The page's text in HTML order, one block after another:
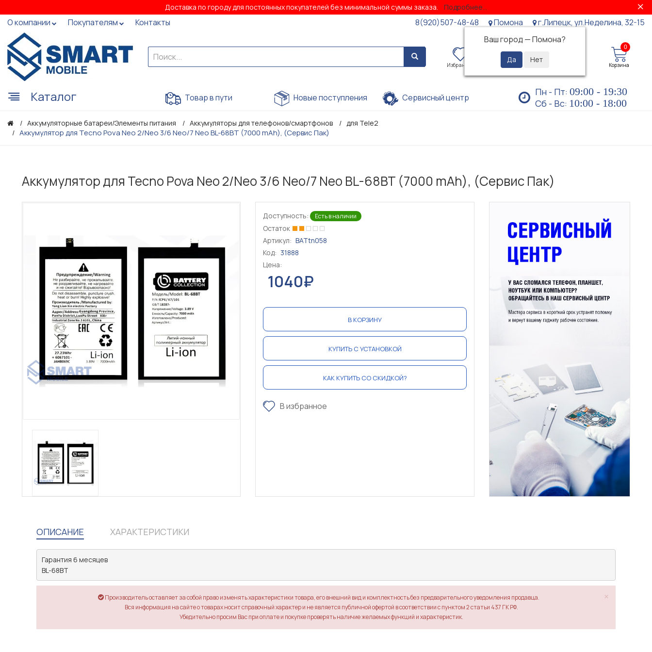
Доставка по городу для постоянных покупателей без минимальной суммы заказа. Подробнее...
О компании Покупателям Контакты 8(920)507-48-48
Помона
Ваш город —Помона?
г.Липецк, ул.Неделина, 32-15
Избранное Просмотренные
0
Корзина
Каталог Товар в пути Новые поступления Сервисный центр Пн - Пт: 09:00 - 19:30
Сб - Вс: 10:00 - 18:00
Аккумуляторные батареи/Элементы питания Аккумуляторы для телефонов/смартфонов для Tele2
Аккумулятор для Tecno Pova Neo 2/Neo 3/6 Neo/7 Neo BL-68BT (7000 mAh), (Сервис Пак)
Аккумулятор для Tecno Pova Neo 2/Neo 3/6 Neo/7 Neo BL-68BT (7000 mAh), (Сервис Пак)
Доступность: Есть в наличии
Остаток
Артикул: BATtn058
Код: 31888
Цена:
1040₽
В КОРЗИНУ
КУПИТЬ С УСТАНОВКОЙ
КАК КУПИТЬ СО СКИДКОЙ?
В избранное
ОПИСАНИЕ ХАРАКТЕРИСТИКИ
Гарантия 6 месяцев
BL-68BT
×
Производитель оставляет за собой право изменять характеристики товара, его внешний вид и комплектность без предварительного уведомления продавца.
Вся информация на сайте о товарах носит справочный характер и не является публичной офертой в соответствии с пунктом 2 статьи 437 ГК РФ.
Убедительно просим Вас при оплате и покупке проверять наличие желаемых функций и характеристик.